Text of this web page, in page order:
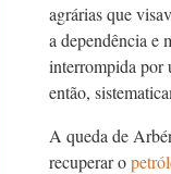
agrárias que
a dependência e
interrompida por
então,
A queda de
recuperar o